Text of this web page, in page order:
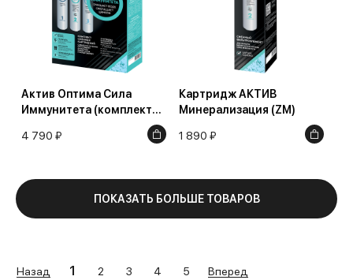
Актив Оптима Сила
Иммунитета (комплект
4 790 ₽
Картридж АКТИВ
Минерализация (ZM)
1 890 ₽
ПОКАЗАТЬ БОЛЬШЕ ТОВАРОВ
Назад 1 2 3 4 5 Вперед